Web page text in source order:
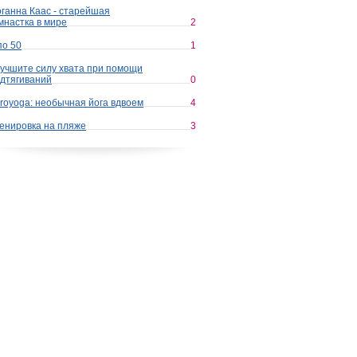
Каас - старейшая
в мире
2
50 1
силу хвата при помощи
0
необычная йога вдвоем 4
на пляже 3